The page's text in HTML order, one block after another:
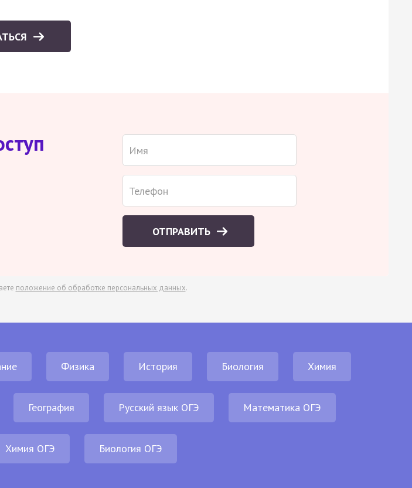
ОТПРАВИТЬ
положение об обработке персональных данных.
Физика История Биология Химия
География Русский язык ОГЭ Математика ОГЭ
Химия ОГЭ Биология ОГЭ